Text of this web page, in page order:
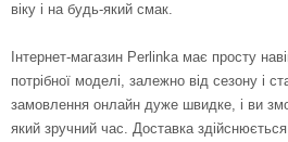
віку і на будь-який смак.
Інтернет-магазин Perlinka має просту
потрібної моделі, залежно від сезону і
замовлення онлайн дуже швидке, і ви
який зручний час. Доставка здійснюється